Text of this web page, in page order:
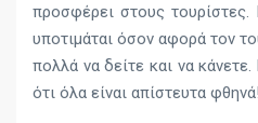
προσφέρει στους
υποτιμάται όσον αφορά τον
πολλά να δείτε και να
ότι όλα είναι απίστευτα φθηνά!